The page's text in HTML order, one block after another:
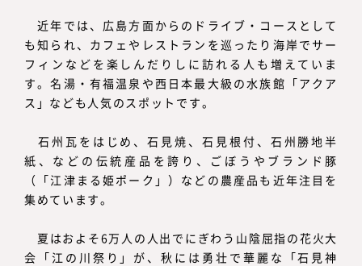
近年では、広島方面からのドライブ・コースとして
も知られ、カフェやレストランを巡ったり海岸でサー
フィンなどを楽しんだりしに訪れる人も増えていま
す。名湯・有福温泉や西日本最大級の水族館「アクア
ス」なども人気のスポットです。
石州瓦をはじめ、石見焼、石見根付、石州勝地半
紙、などの伝統産品を誇り、ごぼうやブランド豚
（「江津まる姫ポーク」）などの農産品も近年注目を
集めています。
夏はおよそ6万人の人出でにぎわう山陰屈指の花火大
会「江の川祭り」が、秋には勇壮で華麗な「石見神